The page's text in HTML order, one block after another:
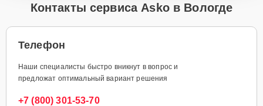
Контакты сервиса Asko в Вологде
Телефон
Наши специалисты быстро вникнут в вопрос и
предложат оптимальный вариант решения
+7 (800) 301-53-70